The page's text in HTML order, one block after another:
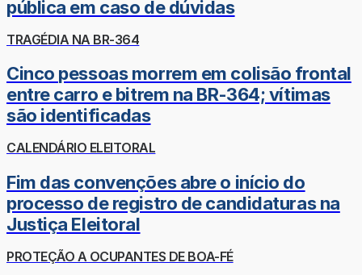
pública em caso de dúvidas
TRAGÉDIA NA BR-364
Cinco pessoas morrem em colisão frontal
entre carro e bitrem na BR-364; vítimas
são identificadas
CALENDÁRIO ELEITORAL
Fim das convenções abre o início do
processo de registro de candidaturas na
Justiça Eleitoral
PROTEÇÃO A OCUPANTES DE BOA-FÉ